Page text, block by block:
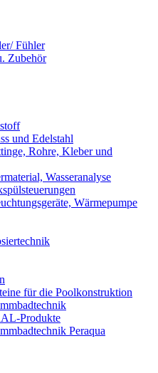
Fühler
Zubehör
und Edelstahl
Rohre, Kleber und
Wasseranalyse
Wärmepumpe
für die Poolkonstruktion
Produkte
Peraqua